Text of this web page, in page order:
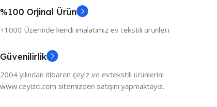
%100 Orjinal Ürün
+1000 Üzerinde kendi imalatımız ev tekstili ürünleri
Güvenilirlik
2004 yılından itibaren çeyiz ve evtekstili ürünlerini
www.ceyizci.com sitemizden satışını yapmaktayız.